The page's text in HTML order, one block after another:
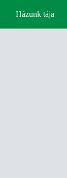
Házunk tája